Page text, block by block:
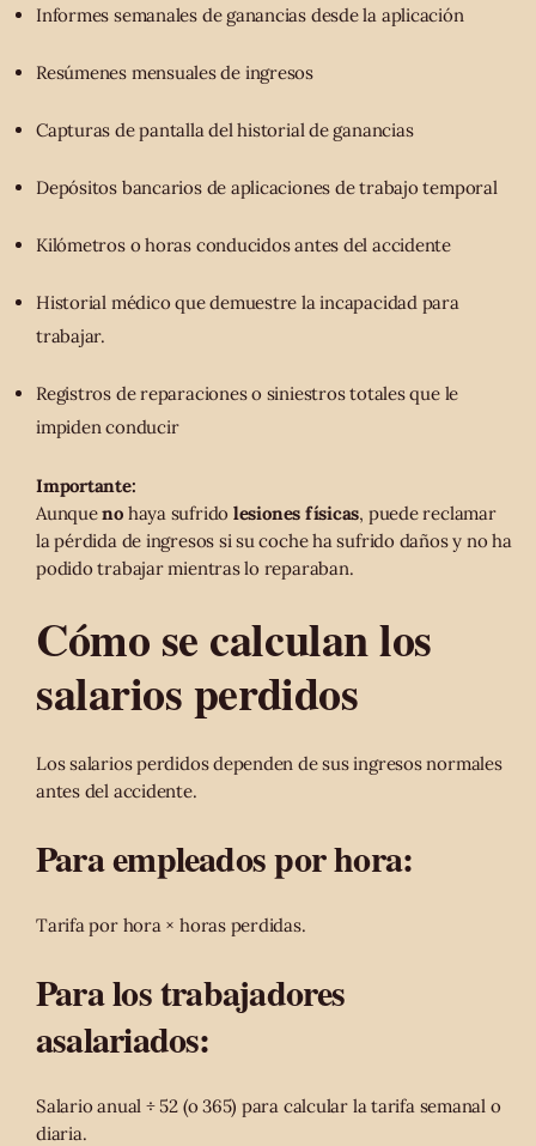
Informes semanales de ganancias desde la aplicación
Resúmenes mensuales de ingresos
Capturas de pantalla del historial de ganancias
Depósitos bancarios de aplicaciones de trabajo temporal
Kilómetros o horas conducidos antes del accidente
Historial médico que demuestre la incapacidad para
trabajar.
Registros de reparaciones o siniestros totales que le
impiden conducir
Importante:
Aunqueno haya sufrido lesiones físicas, puede reclamar
la pérdida de ingresos si su coche ha sufrido daños y no ha
podido trabajar mientras lo reparaban.
Cómo se calculan los
salarios perdidos
Los salarios perdidos dependen de sus ingresos normales
antes del accidente.
Para empleados por hora:
Tarifa por hora × horas perdidas.
Para los trabajadores
asalariados:
Salario anual ÷ 52 (o 365) para calcular la tarifa semanal o
diaria.